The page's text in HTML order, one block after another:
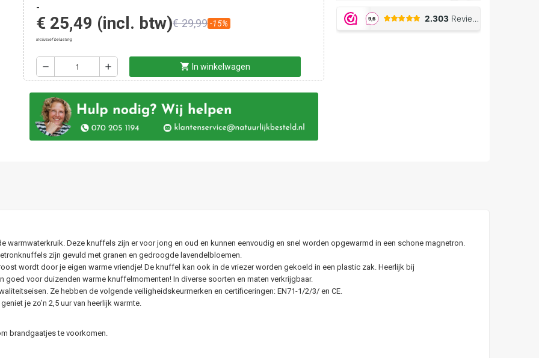
-
€ 25,49 (incl. btw)€ 29,99 -15%
Inclusief belasting
remove add shopping_cart In winkelwagen
warmwaterkruik. Deze knuffels zijn er voor jong en oud en kunnen eenvoudig en snel worden opgewarmd in een schone magnetron.
zijn gevuld met granen en gedroogde lavendelbloemen.
wordt door je eigen warme vriendje! De knuffel kan ook in de vriezer worden gekoeld in een plastic zak. Heerlijk bij
voor duizenden warme knuffelmomenten! In diverse soorten en maten verkrijgbaar.
Ze hebben de volgende veiligheidskeurmerken en certificeringen: EN71-1/2/3/ en CE.
je zo’n 2,5 uur van heerlijk warmte.
brandgaatjes te voorkomen.